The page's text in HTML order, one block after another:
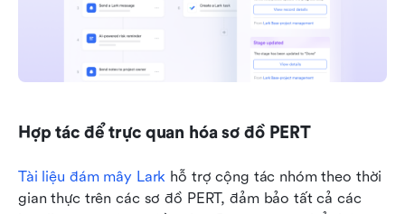
Hợp tác để trực quan hóa sơ đồ PERT
Tài liệu đám mây Lark hỗ trợ cộng tác nhóm theo thời
gian thực trên các sơ đồ PERT, đảm bảo tất cả các